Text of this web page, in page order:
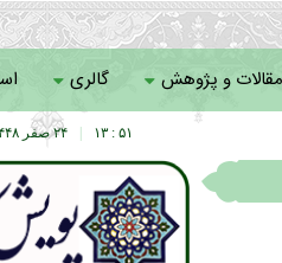
مقالات و پژوهش گالری
۲۴ صفر ۱۴۴۸ ۵۱ : ۱۳